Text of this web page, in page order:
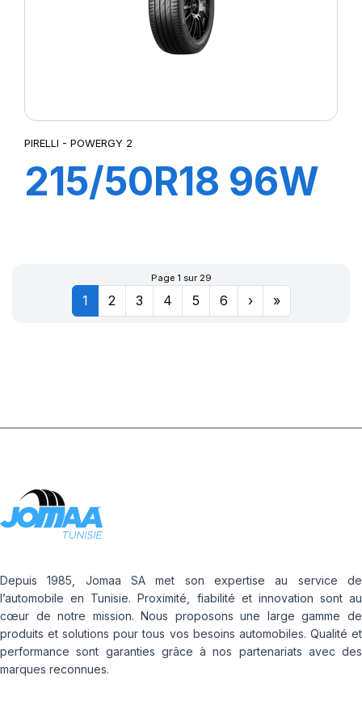
PIRELLI - POWERGY 2
215/50R18 96W
Page 1 sur 29
1 2 3 4 5 6 › »
Depuis 1985, Jomaa SA met son expertise au service de
l’automobile en Tunisie. Proximité, fiabilité et innovation sont au
cœur de notre mission. Nous proposons une large gamme de
produits et solutions pour tous vos besoins automobiles. Qualité et
performance sont garanties grâce à nos partenariats avec des
marques reconnues.